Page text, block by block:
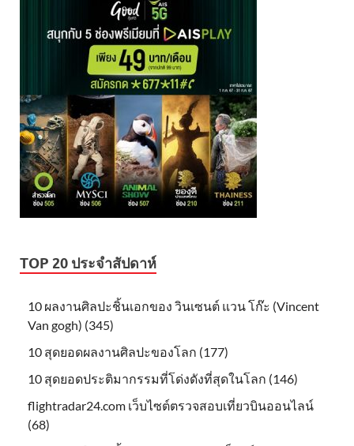
TOP 20 ประจำสัปดาห์
10 ผลงานศิลปะชิ้นเอกของ วินเซนต์ แวน โก๊ะ (Vincent
Van gogh) (345)
10 สุดยอดผลงานศิลปะของโลก (177)
10 สุดยอดประติมากรรมที่โด่งดังที่สุดในโลก (146)
flightradar24.com เว็บไซต์ตรวจสอบเที่ยวบินออนไลน์
(68)